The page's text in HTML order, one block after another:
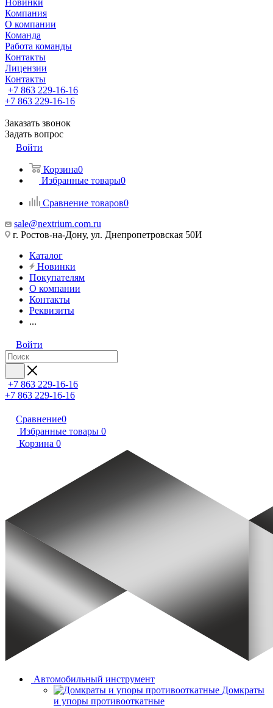
Новинки
Компания
О компании
Команда
Работа команды
Контакты
Лицензии
Контакты
+7 863 229-16-16
+7 863 229-16-16
Заказать звонок
Задать вопрос
Войти
Корзина0
Избранные товары0
Сравнение товаров0
sale@nextrium.com.ru
г. Ростов-на-Дону, ул. Днепропетровская 50И
Каталог
Новинки
Покупателям
О компании
Контакты
Реквизиты
...
Войти
+7 863 229-16-16
+7 863 229-16-16
Сравнение0
Избранные товары 0
Корзина 0
Автомобильный инструмент
Домкраты
и упоры противооткатные